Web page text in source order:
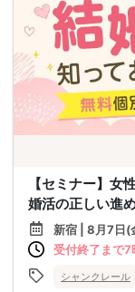
【セミナー】女
婚活の正しい進
新宿 | 8月7日
受付終了まで7
シャンクレール